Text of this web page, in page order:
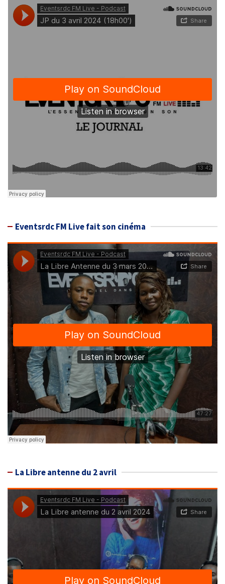
Eventsrdc FM Live fait son cinéma
La Libre antenne du 2 avril